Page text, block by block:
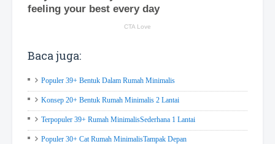
Baca juga:
Populer 39+ Bentuk Dalam Rumah Minimalis
Konsep 20+ Bentuk Rumah Minimalis 2 Lantai
Terpopuler 39+ Rumah MinimalisSederhana 1 Lantai
Populer 30+ Cat Rumah MinimalisTampak Depan